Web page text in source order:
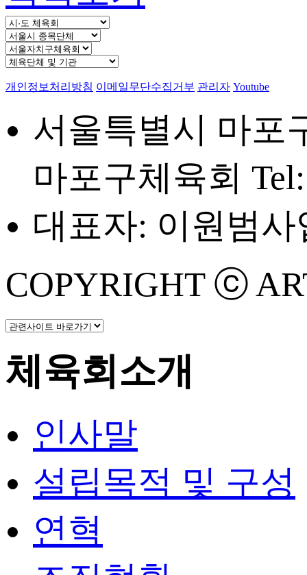
개인정보처리방침 이메일무단수집거부 관리자 Youtube
서울특별시 마포
마포구체육회
대표자: 이원범사
COPYRIGHT ⓒ
체육회소개
인사말
설립목적 및 구성
연혁